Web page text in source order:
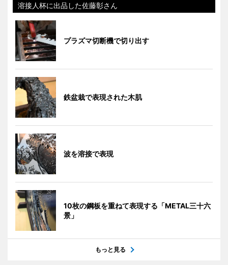
溶接人杯に出品した佐藤彰さん
プラズマ切断機で切り出す
鉄盆栽で表現された木肌
波を溶接で表現
10枚の鋼板を重ねて表現する「METAL三十六
景」
もっと見る